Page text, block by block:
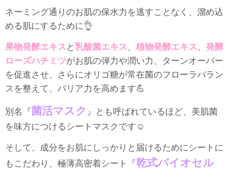
ネーミング通りのお肌の保水力を逃すことなく、溜め込
める肌にするために👌
果物発酵エキス と乳酸菌エキス、 植物発酵エキス、 発酵
ローズハチミツがお肌の弾力や潤い力、ターンオーバー
を促進させ、さらにオリゴ糖が常在菌のフローラバラン
スを整えて、バリア力を高めます💪
別名『菌活マスク 』とも呼ばれているほど、美肌菌
を味方につけるシートマスクです☺️
そして、成分をお肌にしっかりと届けるためにシートに
もこだわり、極薄高密着シート『乾式バイオセル